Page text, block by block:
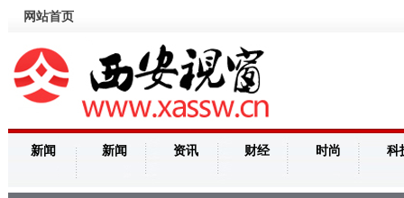
网站首页
新闻 新闻 资讯 财经 时尚 科